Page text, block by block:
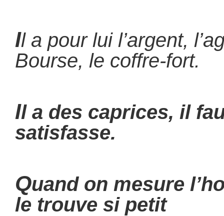
Il a pour lui l’argent,
Bourse, le coffre-fort.
Il a des caprices, il
satisfasse.
Quand on mesure
le trouve si petit